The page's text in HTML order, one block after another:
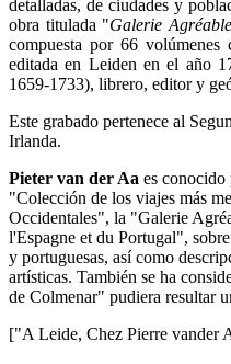
detalladas, de ciudades y
obra titulada "Galerie
compuesta por 66
editada en Leiden en el año
1659-1733), librero, editor y
Este grabado pertenece al
Irlanda.
Pieter van der Aa es conocido
"Colección de los viajes más
Occidentales", la "Galerie
l'Espagne et du Portugal",
y portuguesas, así como
artísticas. También se ha
de Colmenar" pudiera resultar
["A Leide, Chez Pierre vander